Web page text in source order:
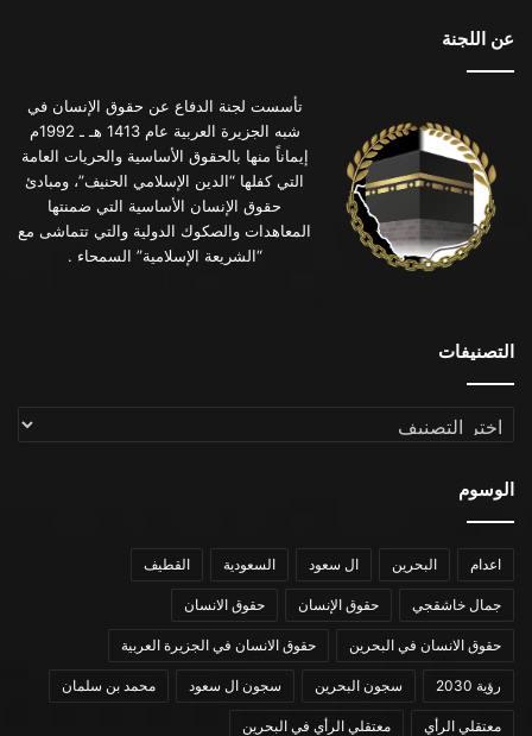
عن اللجنة
تأسست لجنة الدفاع عن حقوق الإنسان في
شبه الجزيرة العربية عام 1413 هـ ـ 1992م
إيماناً منها بالحقوق الأساسية والحريات العامة
التي كفلها “الدين الإسلامي الحنيف”، ومبادئ
حقوق الإنسان الأساسية التي ضمنتها
المعاهدات والصكوك الدولية والتي تتماشى مع
“الشريعة الإسلامية” السمحاء .
التصنيفات
التصنيفات
الوسوم
اعدام البحرين ال سعود السعودية القطيف
جمال خاشقجي حقوق الإنسان حقوق الانسان
حقوق الانسان في البحرين حقوق الانسان في الجزيرة العربية
رؤية 2030 سجون البحرين سجون ال سعود محمد بن سلمان
معتقلي الرأي معتقلي الرأي في البحرين